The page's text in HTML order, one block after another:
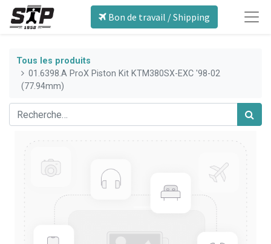
Bon de travail / Shipping
Tous les produits
01.6398.A ProX Piston Kit KTM380SX-EXC '98-02
(77.94mm)